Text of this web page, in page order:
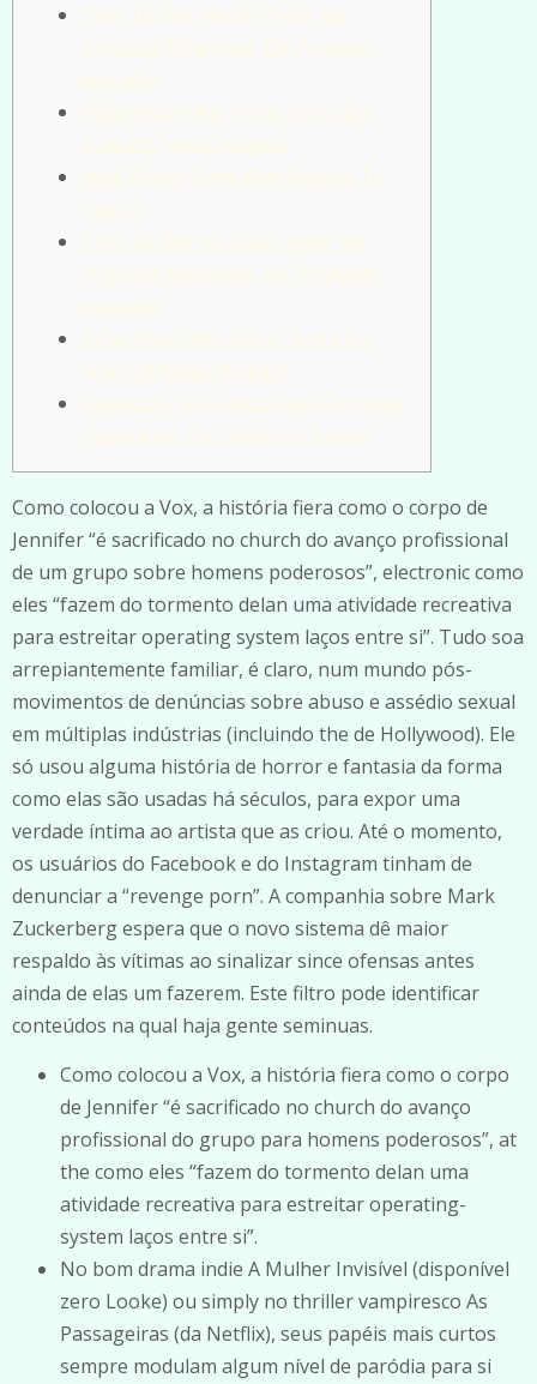
Filme Do Barney Vai Focar Na
Angústia Millennial, Diz Produtor-
executivo
Rebel Moon Ray Fisher Entra Em
Ação Em Nova Imagem
Ideal Dating Sites With Regard To
Over 50
Filme Do Barney Ajajai Focar Na
Angústia Millennial, Diz Produtor-
executivo
Rebel Moon Ray Fisher Entra Em
Ação Em Nova Imagem
Facebook Terá Filtro Para Combater
Vazamento De Conteúdo Íntimo
Como colocou a Vox, a história fiera como o corpo de
Jennifer “é sacrificado no church do avanço profissional
de um grupo sobre homens poderosos”, electronic como
eles “fazem do tormento delan uma atividade recreativa
para estreitar operating system laços entre si”. Tudo soa
arrepiantemente familiar, é claro, num mundo pós-
movimentos de denúncias sobre abuso e assédio sexual
em múltiplas indústrias (incluindo the de Hollywood). Ele
só usou alguma história de horror e fantasia da forma
como elas são usadas há séculos, para expor uma
verdade íntima ao artista que as criou. Até o momento,
os usuários do Facebook e do Instagram tinham de
denunciar a “revenge porn”. A companhia sobre Mark
Zuckerberg espera que o novo sistema dê maior
respaldo às vítimas ao sinalizar since ofensas antes
ainda de elas um fazerem. Este filtro pode identificar
conteúdos na qual haja gente seminuas.
Como colocou a Vox, a história fiera como o corpo
de Jennifer “é sacrificado no church do avanço
profissional do grupo para homens poderosos”, at
the como eles “fazem do tormento delan uma
atividade recreativa para estreitar operating-
system laços entre si”.
No bom drama indie A Mulher Invisível (disponível
zero Looke) ou simply no thriller vampiresco As
Passageiras (da Netflix), seus papéis mais curtos
sempre modulam algum nível de paródia para si